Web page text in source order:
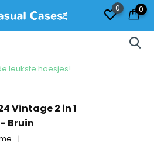
0 0
leukste hoesjes!
Vintage 2 in 1
Bruin